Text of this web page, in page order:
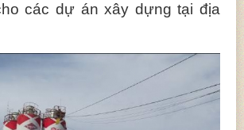
các dự án xây dựng tại địa